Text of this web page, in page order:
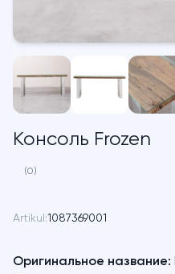
Консоль Frozen
(0)
Artikul:1087369001
Оригинальное название: